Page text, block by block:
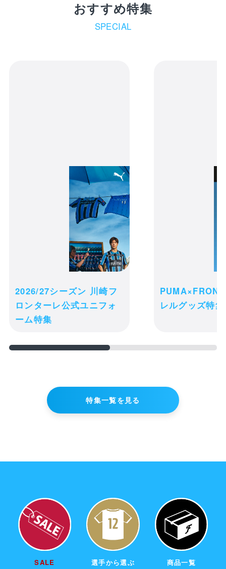
カートの商品は現時点ではお客様のため
に確保されておりません。商品の在庫状
況によっては、カートに入れた後でも品
切れになる可能性がございます。
ご注文完了後の変更・キャンセル・返
品・交換は一切お受け出来ません。予め
ご了承ください。
ショッピングを続ける
購入手続きへ進む
おすすめ特集
SPECIAL
2026/27シーズン 川崎フ
ロンターレ公式ユニフォ
ーム特集
レルグッズ特
特集一覧を見る
SALE 選手から選ぶ 商品一覧